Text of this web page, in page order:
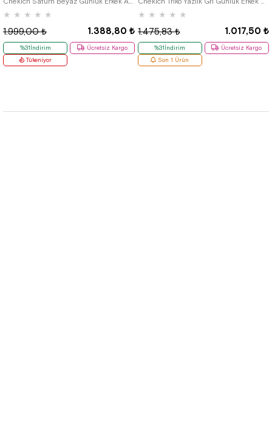
★ ★ ★ ★ ★
1.388,80 ₺
1.999,00 ₺
%31İndirim
Ücretsiz Kargo
Tükeniyor
★ ★ ★ ★ ★
1.017,50 ₺
1.475,83 ₺
%31İndirim
Ücretsiz Kargo
Son 1 Ürün